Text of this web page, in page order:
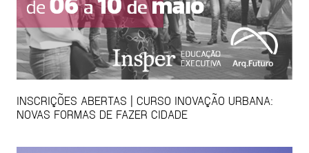
INSCRIÇÕES ABERTAS | CURSO INOVAÇÃO URBANA:
NOVAS FORMAS DE FAZER CIDADE